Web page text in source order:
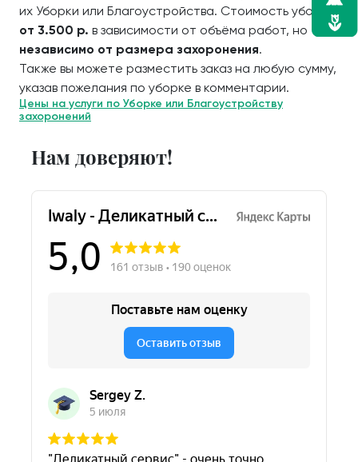
их Уборки или Благоустройства. Стоимость уборки
от 3.500 р. в зависимости от объёма работ, но
независимо от размера захоронения.
Также вы можете разместить заказ на любую сумму,
указав пожелания по уборке в комментарии.
Цены на услуги по Уборке или Благоустройству
захоронений
Нам доверяют!